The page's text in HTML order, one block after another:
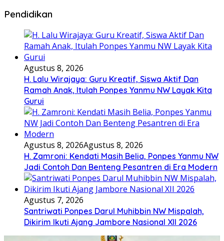
Pendidikan
Agustus 8, 2026
H. Lalu Wirajaya: Guru Kreatif, Siswa Aktif Dan
Ramah Anak, Itulah Ponpes Yanmu NW Layak Kita
Gurui
Agustus 8, 2026Agustus 8, 2026
H. Zamroni: Kendati Masih Belia, Ponpes Yanmu NW
Jadi Contoh Dan Benteng Pesantren di Era Modern
Agustus 7, 2026
Santriwati Ponpes Darul Muhibbin NW Mispalah,
Dikirim Ikuti Ajang Jambore Nasional XII 2026